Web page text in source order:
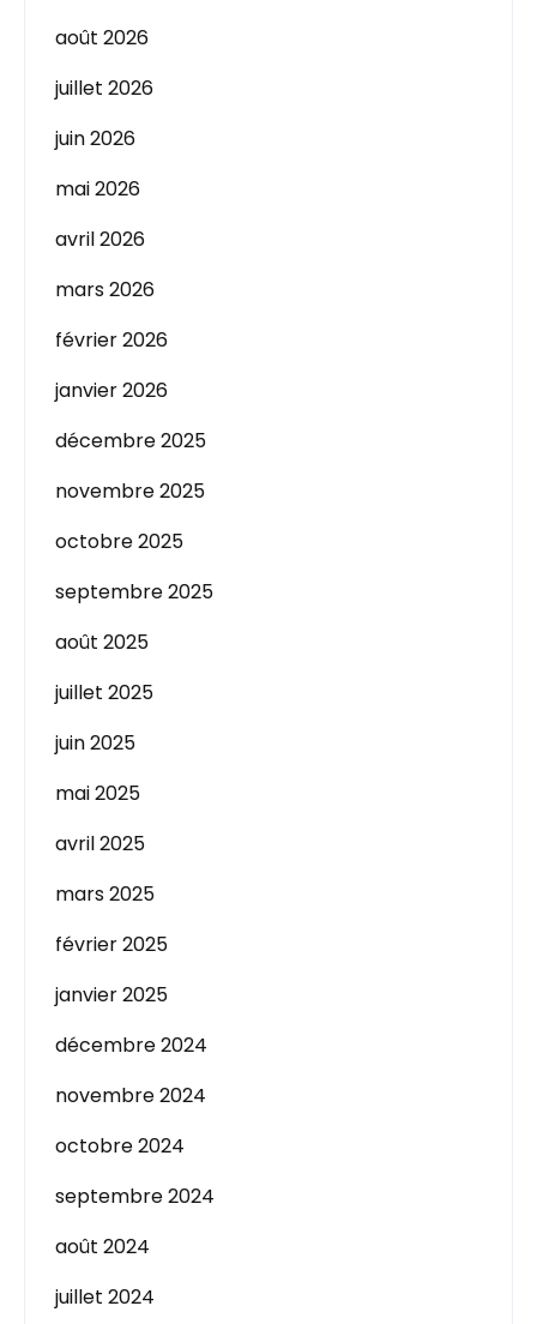
août 2026
juillet 2026
juin 2026
mai 2026
avril 2026
mars 2026
février 2026
janvier 2026
décembre 2025
novembre 2025
octobre 2025
septembre 2025
août 2025
juillet 2025
juin 2025
mai 2025
avril 2025
mars 2025
février 2025
janvier 2025
décembre 2024
novembre 2024
octobre 2024
septembre 2024
août 2024
juillet 2024